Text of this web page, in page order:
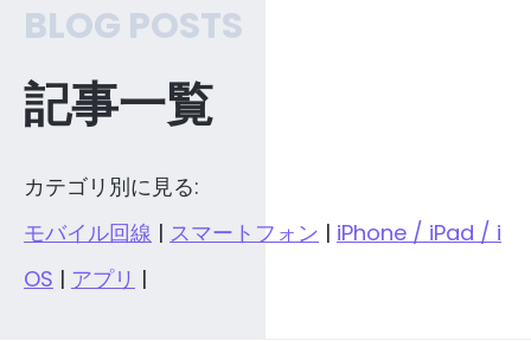
BLOG POSTS
記事一覧
カテゴリ別に見る:
モバイル回線 | スマートフォン | iPhone / iPad / i
OS | アプリ |